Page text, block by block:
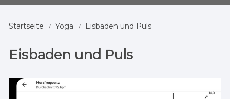
Startseite Yoga Eisbaden und Puls
Eisbaden und Puls